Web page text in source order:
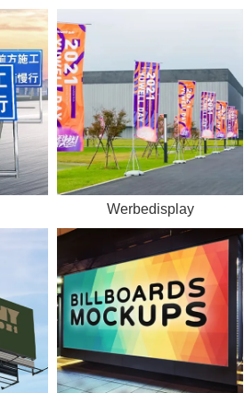
Werbedisplay